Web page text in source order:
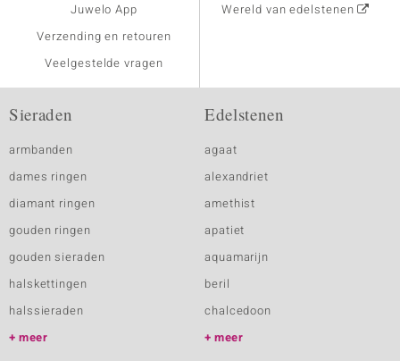
Juwelo App
Verzending en retouren
Veelgestelde vragen
Wereld van edelstenen
Sieraden
armbanden
dames ringen
diamant ringen
gouden ringen
gouden sieraden
halskettingen
halssieraden
meer
Edelstenen
agaat
alexandriet
amethist
apatiet
aquamarijn
beril
chalcedoon
meer